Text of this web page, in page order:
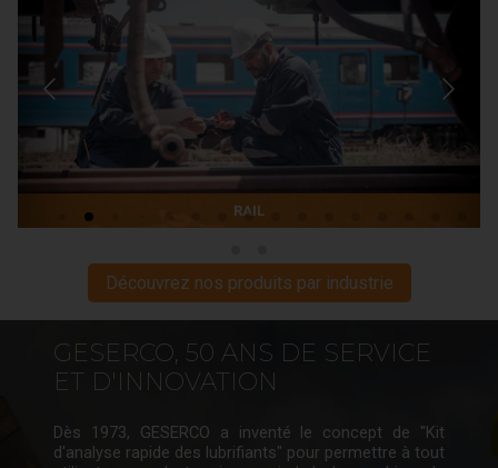
MARINE DE COMMERCE
Découvrez nos produits par industrie
GESERCO, 50 ANS DE SERVICE
ET D'INNOVATION
Dès 1973, GESERCO a inventé le concept de "Kit
d'analyse rapide des lubrifiants" pour permettre à tout